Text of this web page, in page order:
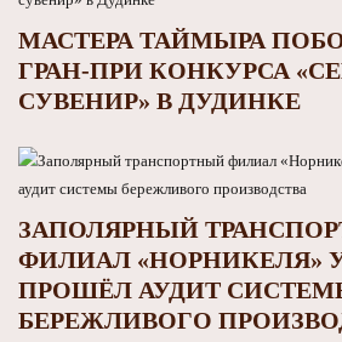
МАСТЕРА ТАЙМЫРА
ГРАН-ПРИ КОНКУРСА
СУВЕНИР» В ДУДИНКЕ
ЗАПОЛЯРНЫЙ
ФИЛИАЛ «НОРНИКЕЛЯ»
ПРОШЁЛ АУДИТ
БЕРЕЖЛИВОГО